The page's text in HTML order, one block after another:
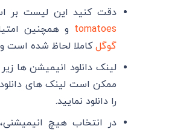
دقت کنید این لیست بر
tomatoes و همچنین
گوگلکاملا لحاظ شده است
لینک دانلود انیمیشن ها
ممکن است لینک های دانلود
را دانلود نمایید.
در انتخاب هیچ انیمیشنی،